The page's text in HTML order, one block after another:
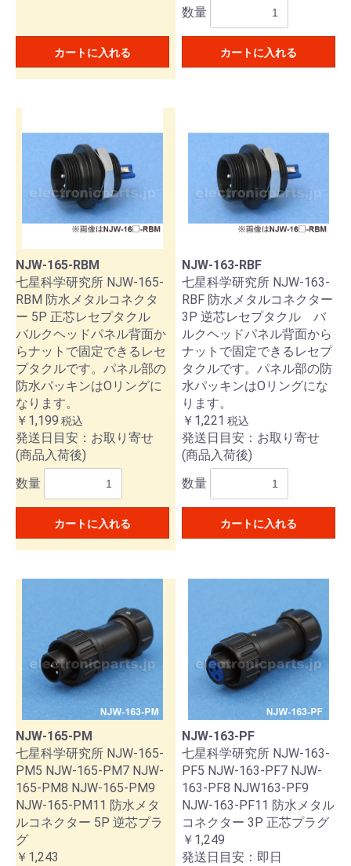
カートに入れる
数量
カートに入れる
NJW-165-RBM
七星科学研究所 NJW-165-
RBM 防水メタルコネクタ
ー 5P 正芯レセプタクル
バルクヘッドパネル背面か
らナットで固定できるレセ
プタクルです。パネル部の
防水パッキンはOリングに
なります。
￥1,199 税込
発送日目安：お取り寄せ
(商品入荷後)
数量
カートに入れる
NJW-163-RBF
七星科学研究所 NJW-163-
RBF 防水メタルコネクター
3P 逆芯レセプタクル バ
ルクヘッドパネル背面から
ナットで固定できるレセプ
タクルです。パネル部の防
水パッキンはOリングにな
ります。
￥1,221 税込
発送日目安：お取り寄せ
(商品入荷後)
数量
カートに入れる
NJW-165-PM
七星科学研究所 NJW-165-
PM5 NJW-165-PM7 NJW-
165-PM8 NJW-165-PM9
NJW-165-PM11 防水メタ
ルコネクター 5P 逆芯プラ
グ
￥1,243
NJW-163-PF
七星科学研究所 NJW-163-
PF5 NJW-163-PF7 NJW-
163-PF8 NJW163-PF9
NJW-163-PF11 防水メタル
コネクター 3P 正芯プラグ
￥1,249
発送日目安：即日
お買い物を続ける